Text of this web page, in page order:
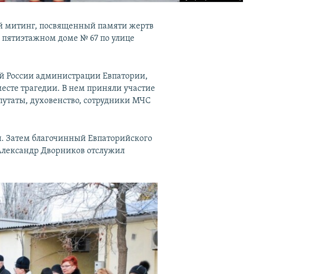
митинг, посвященный памяти жертв
доме № 67 по улице
России администрации Евпатории,
трагедии. В нем приняли участие
духовенство, сотрудники МЧС
благочинный Евпаторийского
Дворников отслужил